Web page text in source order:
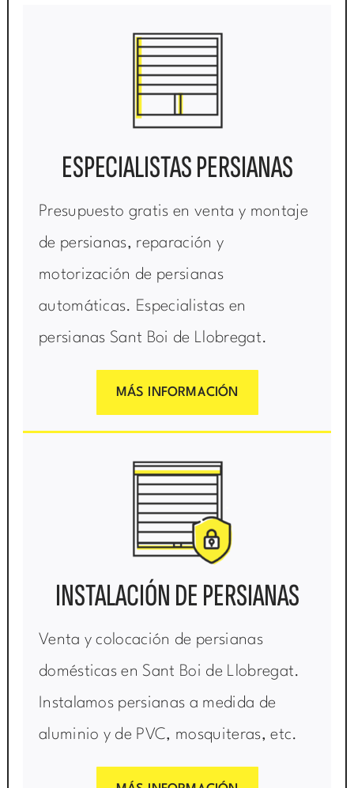
ESPECIALISTAS PERSIANAS
Presupuesto gratis en venta y montaje
de persianas, reparación y
motorización de persianas
automáticas. Especialistas en
persianas Sant Boi de Llobregat.
MÁS INFORMACIÓN
INSTALACIÓN DE PERSIANAS
Venta y colocación de persianas
domésticas en Sant Boi de Llobregat.
Instalamos persianas a medida de
aluminio y de PVC, mosquiteras, etc.